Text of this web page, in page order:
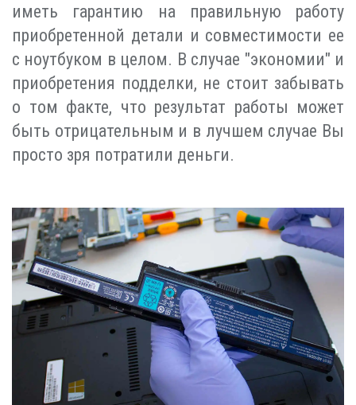
иметь гарантию на правильную работу
приобретенной детали и совместимости ее
с ноутбуком в целом. В случае "экономии" и
приобретения подделки, не стоит забывать
о том факте, что результат работы может
быть отрицательным и в лучшем случае Вы
просто зря потратили деньги.